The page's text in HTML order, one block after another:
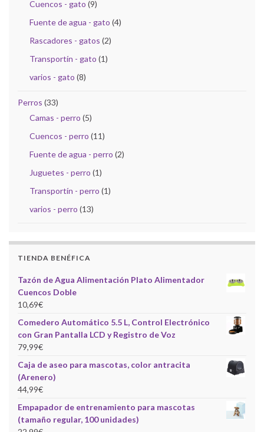
Cuencos - gato (9)
Fuente de agua - gato (4)
Rascadores - gatos (2)
Transportín - gato (1)
varios - gato (8)
Perros (33)
Camas - perro (5)
Cuencos - perro (11)
Fuente de agua - perro (2)
Juguetes - perro (1)
Transportín - perro (1)
varios - perro (13)
TIENDA BENÉFICA
Tazón de Agua Alimentación Plato Alimentador
Cuencos Doble
10,69€
Comedero Automático 5.5 L, Control Electrónico
con Gran Pantalla LCD y Registro de Voz
79,99€
Caja de aseo para mascotas, color antracita
(Arenero)
44,99€
Empapador de entrenamiento para mascotas
(tamaño regular, 100 unidades)